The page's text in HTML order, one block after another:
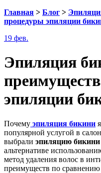
Главная > Блог >
процедуры эпиляции
19 фев.
Эпиляция
эпиляции
Почему эпиляция бикини
популярной услугой в
выбрали эпиляцию бикини
альтернативе
метод удаления волос в
преимуществ по